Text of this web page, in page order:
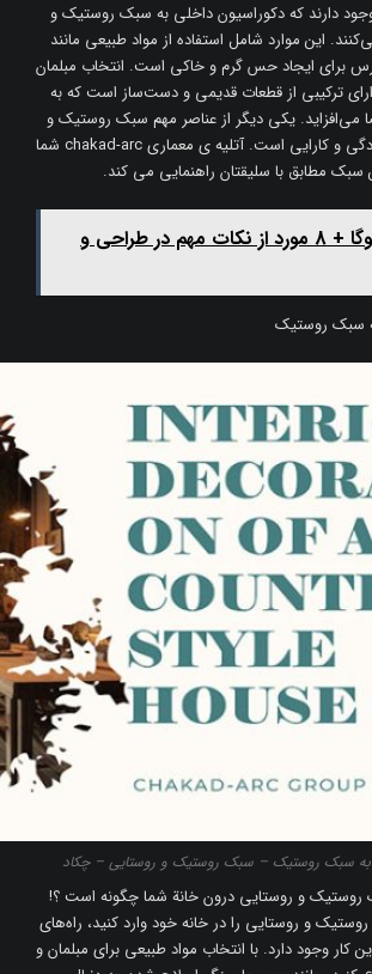
دارند که دکوراسیون داخلی به سبک روستیک و
این موارد شامل استفاده از مواد طبیعی مانند
ایجاد حس گرم و خاکی است. انتخاب مبلمان
ترکیبی از قطعات قدیمی و دست‌ساز است که به
می‌افزاید. یکی دیگر از عناصر مهم سبک روستیک و
روستایی تأکید بر سادگی و کارایی است. آتلیه ی معماری chakad-arc شما
سبک مطابق با سلیقتان راهنمایی می کند.
طراحی اتاق یوگا + 8 مورد از نکات مهم در طراحی و
به سبک روستیک – سبک روستیک و روستایی – چکاد
روستیک و روستایی درون خانة شما چگونه است ؟!
و روستایی را در خانه خود وارد کنید، راه‌های
کار وجود دارد. با انتخاب مواد طبیعی برای مبلمان و